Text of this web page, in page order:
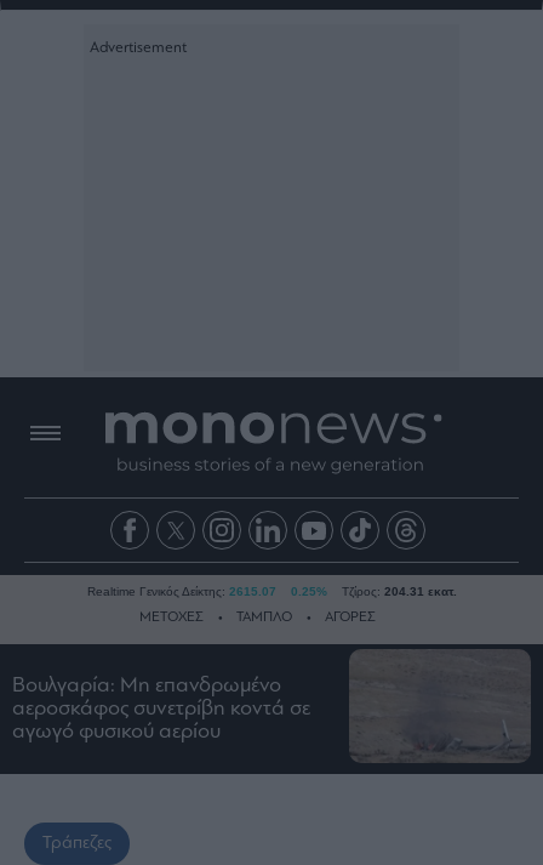
Ειδήσεις
Οικονομία
Business
Ναυτιλία
Realtime Γενικός Δείκτης: 2615.07 0.25% Τζίρος: 204.31 εκατ.
ΜΕΤΟΧΕΣ ΤΑΜΠΛΟ ΑΓΟΡΕΣ
Βουλγαρία: Μη επανδρωμένο
αεροσκάφος συνετρίβη κοντά σε
αγωγό φυσικού αερίου
Τράπεζες